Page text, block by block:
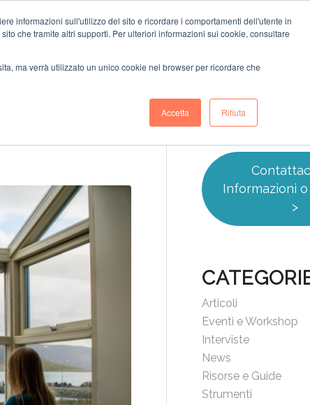
informazioni sull'utilizzo del sito e ricordare i comportamenti dell'utente in
che tramite altri supporti. Per ulteriori informazioni sui cookie, consultare
ma verrà utilizzato un unico cookie nel browser per ricordare che
Accetta Rifiuta
Home Case Studies Cosa facciamo Blog
ESTIVE
Informazioni
>
Articoli
Eventi e Workshop
Interviste
News
Risorse e Guide
Strumenti